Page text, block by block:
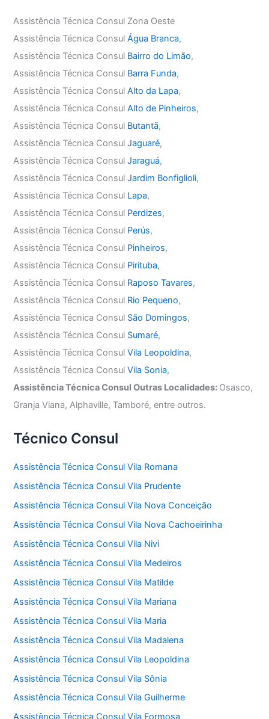
Assistência Técnica Consul Zona Oeste
Assistência Técnica ConsulÁgua Branca,
Assistência Técnica Consul Bairro do Limão,
Assistência Técnica Consul Barra Funda,
Assistência Técnica ConsulAlto da Lapa,
Assistência Técnica ConsulAlto de Pinheiros,
Assistência Técnica Consul Butantã,
Assistência Técnica ConsulJaguaré,
Assistência Técnica ConsulJaraguá,
Assistência Técnica ConsulJardim Bonfiglioli,
Assistência Técnica Consul Lapa,
Assistência Técnica Consul Perdizes,
Assistência Técnica Consul Perús,
Assistência Técnica Consul Pinheiros,
Assistência Técnica Consul Pirituba,
Assistência Técnica Consul Raposo Tavares,
Assistência Técnica Consul Rio Pequeno,
Assistência Técnica Consul São Domingos,
Assistência Técnica Consul Sumaré,
Assistência Técnica ConsulVila Leopoldina,
Assistência Técnica ConsulVila Sonia,
Assistência Técnica Consul Outras Localidades: Osasco,
Granja Viana, Alphaville, Tamboré, entre outros.
Técnico Consul
Assistência Técnica Consul Vila Romana
Assistência Técnica Consul Vila Prudente
Assistência Técnica Consul Vila Nova Conceição
Assistência Técnica Consul Vila Nova Cachoeirinha
Assistência Técnica Consul Vila Nivi
Assistência Técnica Consul Vila Medeiros
Assistência Técnica Consul Vila Matilde
Assistência Técnica Consul Vila Mariana
Assistência Técnica Consul Vila Maria
Assistência Técnica Consul Vila Madalena
Assistência Técnica Consul Vila Leopoldina
Assistência Técnica Consul Vila Sônia
Assistência Técnica Consul Vila Guilherme
Assistência Técnica Consul Vila Formosa